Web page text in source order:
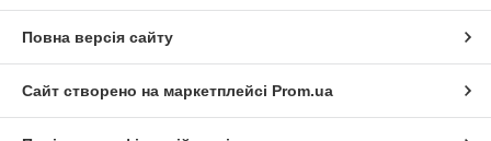
Повна версія сайту
Сайт створено на маркетплейсі Prom.ua